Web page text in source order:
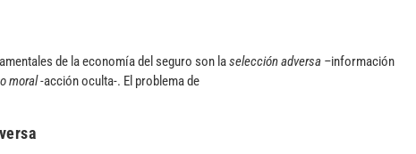
de la economía del seguro son laselección adversa –información
moral-acción oculta-. El problema de